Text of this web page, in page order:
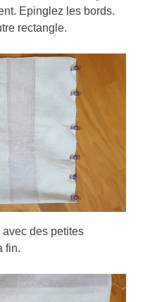
Epinglez les bords.
rectangle.
des petites
fin.